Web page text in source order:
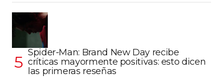
Spider-Man: Brand New Day recibe
críticas mayormente positivas: esto dicen
las primeras reseñas